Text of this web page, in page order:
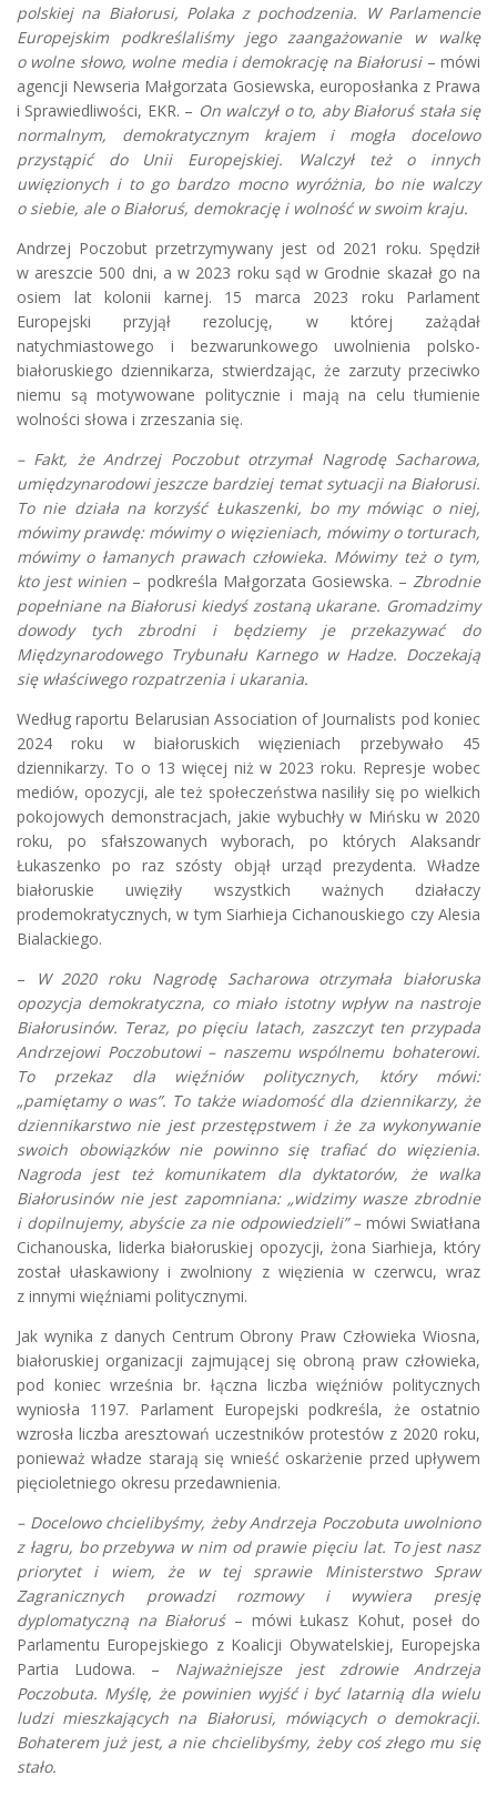
polskiej na Białorusi, Polaka z pochodzenia. W Parlamencie
Europejskim podkreślaliśmy jego zaangażowanie w walkę
o wolne słowo, wolne media i demokrację na Białorusi – mówi
agencji Newseria Małgorzata Gosiewska, europosłanka z Prawa
i Sprawiedliwości, EKR. – On walczył o to, aby Białoruś stała się
normalnym, demokratycznym krajem i mogła docelowo
przystąpić do Unii Europejskiej. Walczył też o innych
uwięzionych i to go bardzo mocno wyróżnia, bo nie walczy
o siebie, ale o Białoruś, demokrację i wolność w swoim kraju.
Andrzej Poczobut przetrzymywany jest od 2021 roku. Spędził
w areszcie 500 dni, a w 2023 roku sąd w Grodnie skazał go na
osiem lat kolonii karnej. 15 marca 2023 roku Parlament
Europejski przyjął rezolucję, w której zażądał
natychmiastowego i bezwarunkowego uwolnienia polsko-
białoruskiego dziennikarza, stwierdzając, że zarzuty przeciwko
niemu są motywowane politycznie i mają na celu tłumienie
wolności słowa i zrzeszania się.
– Fakt, że Andrzej Poczobut otrzymał Nagrodę Sacharowa,
umiędzynarodowi jeszcze bardziej temat sytuacji na Białorusi.
To nie działa na korzyść Łukaszenki, bo my mówiąc o niej,
mówimy prawdę: mówimy o więzieniach, mówimy o torturach,
mówimy o łamanych prawach człowieka. Mówimy też o tym,
kto jest winien – podkreśla Małgorzata Gosiewska. – Zbrodnie
popełniane na Białorusi kiedyś zostaną ukarane. Gromadzimy
dowody tych zbrodni i będziemy je przekazywać do
Międzynarodowego Trybunału Karnego w Hadze. Doczekają
się właściwego rozpatrzenia i ukarania.
Według raportu Belarusian Association of Journalists pod koniec
2024 roku w białoruskich więzieniach przebywało 45
dziennikarzy. To o 13 więcej niż w 2023 roku. Represje wobec
mediów, opozycji, ale też społeczeństwa nasiliły się po wielkich
pokojowych demonstracjach, jakie wybuchły w Mińsku w 2020
roku, po sfałszowanych wyborach, po których Alaksandr
Łukaszenko po raz szósty objął urząd prezydenta. Władze
białoruskie uwięziły wszystkich ważnych działaczy
prodemokratycznych, w tym Siarhieja Cichanouskiego czy Alesia
Bialackiego.
–
W 2020 roku Nagrodę Sacharowa otrzymała białoruska
opozycja demokratyczna, co miało istotny wpływ na nastroje
Białorusinów. Teraz, po pięciu latach, zaszczyt ten przypada
Andrzejowi Poczobutowi – naszemu wspólnemu bohaterowi.
To przekaz dla więźniów politycznych, który mówi:
„pamiętamy o was”. To także wiadomość dla dziennikarzy, że
dziennikarstwo nie jest przestępstwem i że za wykonywanie
swoich obowiązków nie powinno się trafiać do więzienia.
Nagroda jest też komunikatem dla dyktatorów, że walka
Białorusinów nie jest zapomniana: „widzimy wasze zbrodnie
i dopilnujemy, abyście za nie odpowiedzieli” – mówi Swiatłana
Cichanouska, liderka białoruskiej opozycji, żona Siarhieja, który
został ułaskawiony i zwolniony z więzienia w czerwcu, wraz
z innymi więźniami politycznymi.
Jak wynika z danych Centrum Obrony Praw Człowieka Wiosna,
białoruskiej organizacji zajmującej się obroną praw człowieka,
pod koniec września br. łączna liczba więźniów politycznych
wyniosła 1197. Parlament Europejski podkreśla, że ostatnio
wzrosła liczba aresztowań uczestników protestów z 2020 roku,
ponieważ władze starają się wnieść oskarżenie przed upływem
pięcioletniego okresu przedawnienia.
– Docelowo chcielibyśmy, żeby Andrzeja Poczobuta uwolniono
z łagru, bo przebywa w nim od prawie pięciu lat. To jest nasz
priorytet i wiem, że w tej sprawie Ministerstwo Spraw
Zagranicznych prowadzi rozmowy i wywiera presję
dyplomatyczną na Białoruś – mówi Łukasz Kohut, poseł do
Parlamentu Europejskiego z Koalicji Obywatelskiej, Europejska
Partia Ludowa. – Najważniejsze jest zdrowie Andrzeja
Poczobuta. Myślę, że powinien wyjść i być latarnią dla wielu
ludzi mieszkających na Białorusi, mówiących o demokracji.
Bohaterem już jest, a nie chcielibyśmy, żeby coś złego mu się
stało.